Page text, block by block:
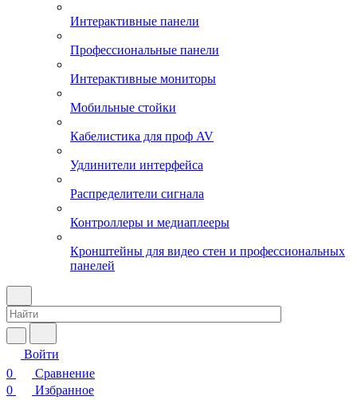
Интерактивные панели
Профессиональные панели
Интерактивные мониторы
Мобильные стойки
Кабелистика для проф AV
Удлинители интерфейса
Распределители сигнала
Контроллеры и медиаплееры
Кронштейны для видео стен и профессиональных
панелей
Войти
0
Сравнение
0
Избранное